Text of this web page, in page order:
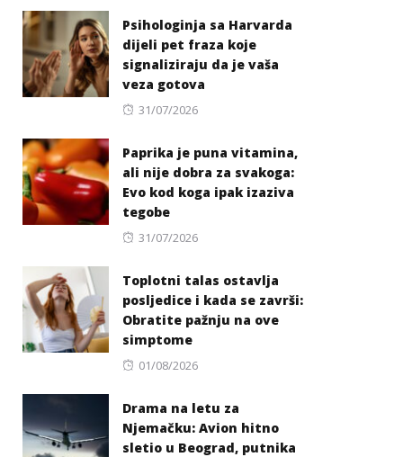
Psihologinja sa Harvarda
dijeli pet fraza koje
signaliziraju da je vaša
veza gotova
Posted
31/07/2026
Paprika je puna vitamina,
ali nije dobra za svakoga:
Evo kod koga ipak izaziva
tegobe
Posted
31/07/2026
Toplotni talas ostavlja
posljedice i kada se završi:
Obratite pažnju na ove
simptome
Posted
01/08/2026
Drama na letu za
Njemačku: Avion hitno
sletio u Beograd, putnika